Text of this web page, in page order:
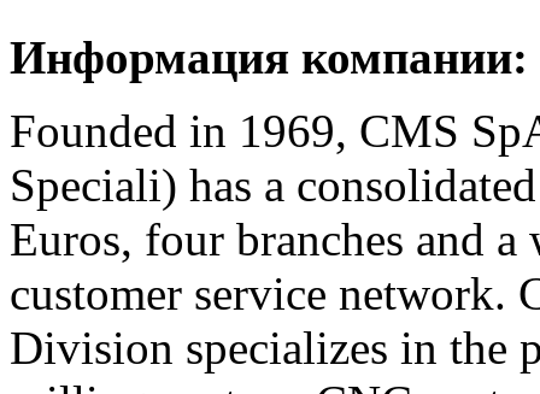
Информация компании:
Founded in 1969, CMS
Speciali) has a
Euros, four branches and
customer service network.
Division specializes in the